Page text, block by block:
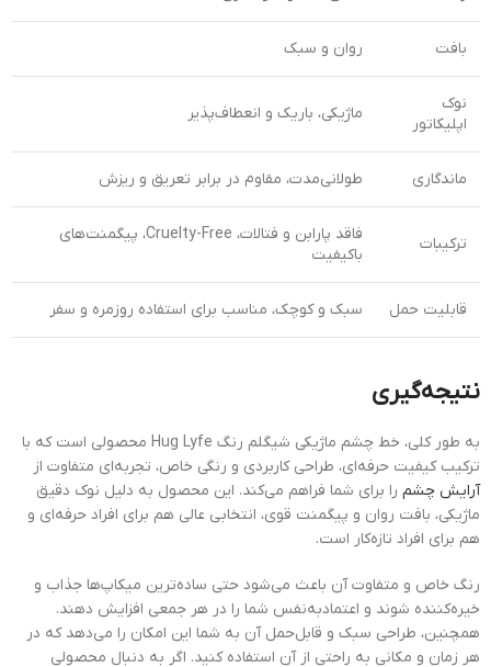
بافت روان و سبک
نوک
اپلیکاتور
ماژیکی، باریک و انعطاف‌پذیر
ماندگاری طولانی‌مدت، مقاوم در برابر تعریق و ریزش
ترکیبات
فاقد پارابن و فتالات، Cruelty-Free، پیگمنت‌های
باکیفیت
قابلیت حمل سبک و کوچک، مناسب برای استفاده روزمره و سفر
نتیجه‌گیری
به طور کلی، خط چشم ماژیکی شیگلم رنگ Hug Lyfe محصولی است که با
ترکیب کیفیت حرفه‌ای، طراحی کاربردی و رنگی خاص، تجربه‌ای متفاوت از
آرایش چشم را برای شما فراهم می‌کند. این محصول به دلیل نوک دقیق
ماژیکی، بافت روان و پیگمنت قوی، انتخابی عالی هم برای افراد حرفه‌ای و
هم برای افراد تازه‌کار است.
رنگ خاص و متفاوت آن باعث می‌شود حتی ساده‌ترین میکاپ‌ها جذاب و
خیره‌کننده شوند و اعتمادبه‌نفس شما را در هر جمعی افزایش دهند.
همچنین، طراحی سبک و قابل‌حمل آن به شما این امکان را می‌دهد که در
هر زمان و مکانی به راحتی از آن استفاده کنید. اگر به دنبال محصولی